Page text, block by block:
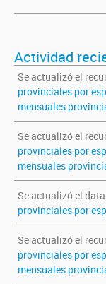
Actividad
Se actualizó el
provinciales por
mensuales
Se actualizó el
provinciales por
mensuales
Se actualizó el
provinciales por
Se actualizó el
provinciales por
mensuales